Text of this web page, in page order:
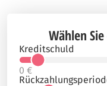
Wählen
Kreditschuld
0 €